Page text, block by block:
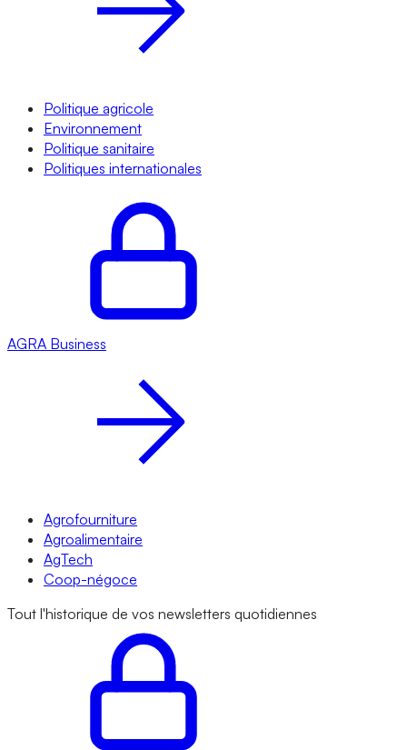
Politique agricole
Environnement
Politique sanitaire
Politiques internationales
AGRA Business
Agrofourniture
Agroalimentaire
AgTech
Coop-négoce
Tout l'historique de vos newsletters quotidiennes